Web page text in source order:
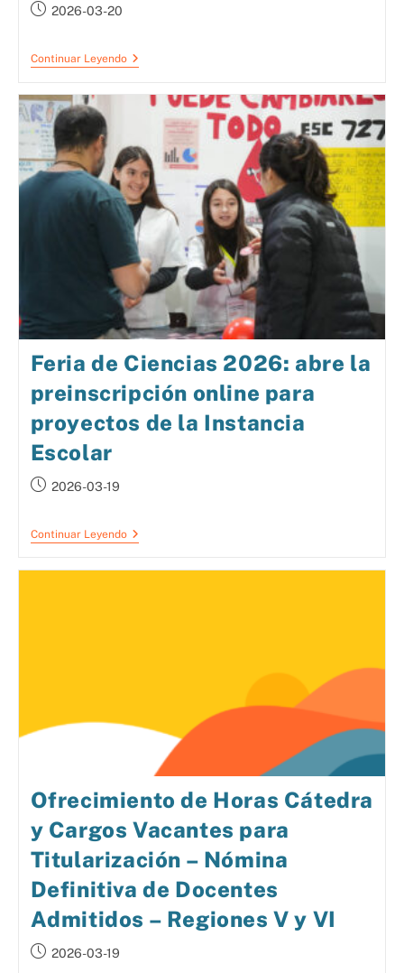
2026-03-20
Continuar Leyendo
Feria de Ciencias 2026: abre la
preinscripción online para
proyectos de la Instancia
Escolar
2026-03-19
Continuar Leyendo
Ofrecimiento de Horas Cátedra
y Cargos Vacantes para
Titularización – Nómina
Definitiva de Docentes
Admitidos – Regiones V y VI
2026-03-19